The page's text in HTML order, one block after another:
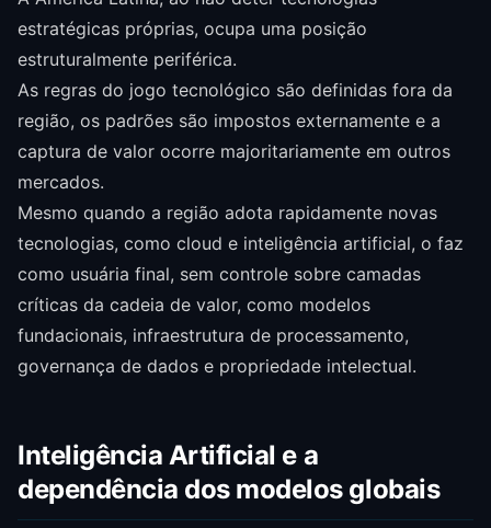
estratégicas próprias, ocupa uma posição
estruturalmente periférica.
As regras do jogo tecnológico são definidas fora da
região, os padrões são impostos externamente e a
captura de valor ocorre majoritariamente em outros
mercados.
Mesmo quando a região adota rapidamente novas
tecnologias, como cloud e inteligência artificial, o faz
como usuária final, sem controle sobre camadas
críticas da cadeia de valor, como modelos
fundacionais, infraestrutura de processamento,
governança de dados e propriedade intelectual.
Inteligência Artificial e a
dependência dos modelos globais